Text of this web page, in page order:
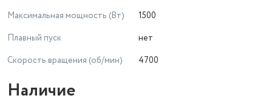
Максимальная мощность (Вт)
1500
Плавный пуск
нет
Скорость вращения (об/мин)
4700
Наличие